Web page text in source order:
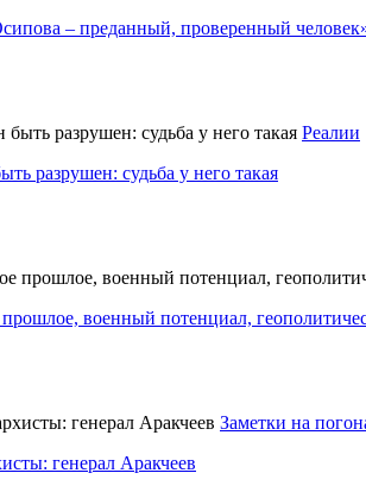
– преданный, проверенный
Реалии
разрушен: судьба у него такая
военный потенциал,
Заметки на
генерал Аракчеев